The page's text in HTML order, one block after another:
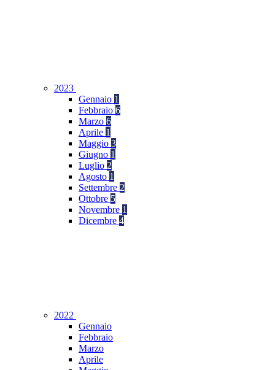
2023
Gennaio 1
Febbraio 6
Marzo 6
Aprile 1
Maggio 3
Giugno 1
Luglio 2
Agosto 1
Settembre 2
Ottobre 5
Novembre 1
Dicembre 4
2022
Gennaio
Febbraio
Marzo
Aprile